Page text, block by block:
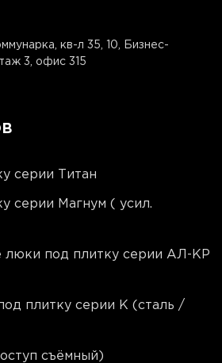
кв-л 35, 10, Бизнес-
3, офис 315
серии Титан
серии Магнум ( усил.
люки под плитку серии АЛ-КР
плитку серии K (сталь /
съёмный)